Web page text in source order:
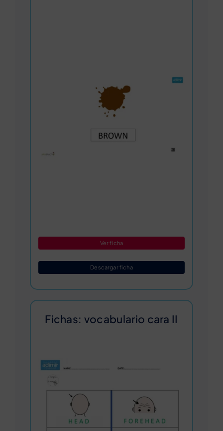
Ver ficha
Descargar ficha
Fichas: vocabulario cara II